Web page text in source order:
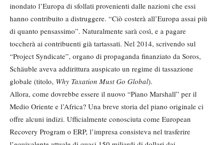
inondato l’Europa di sfollati provenienti dalle nazioni che essi
hanno contribuito a distruggere. “Ciò costerà all’Europa assai più
di quanto pensassimo”. Naturalmente sarà così, e a pagare
toccherà ai contribuenti già tartassati. Nel 2014, scrivendo sul
“Project Syndicate”, organo di propaganda finanziato da Soros,
Schäuble aveva addirittura auspicato un regime di tassazione
globale (titolo, Why Taxation Must Go Global).
Allora, come dovrebbe essere il nuovo “Piano Marshall” per il
Medio Oriente e l’Africa? Una breve storia del piano originale ci
offre alcuni indizi. Ufficialmente conosciuta come European
Recovery Program o ERP, l’impresa consisteva nel trasferire